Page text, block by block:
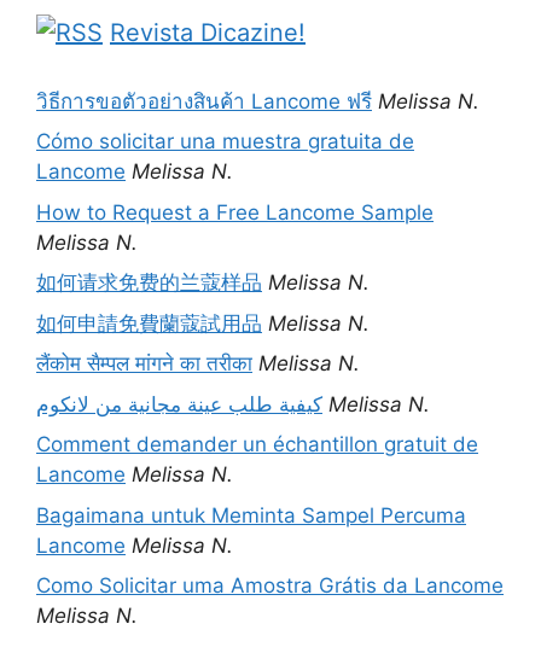
Revista Dicazine!
วิธีการขอตัวอย่างสินค้า Lancome ฟรี Melissa N.
Cómo solicitar una muestra gratuita de
Lancome Melissa N.
How to Request a Free Lancome Sample
Melissa N.
如何请求免费的兰蔻样品 Melissa N.
如何申請免費蘭蔻試用品 Melissa N.
लैंकोम सैम्पल मांगने का तरीका Melissa N.
كيفية طلب عينة مجانية من لانكوم Melissa N.
Comment demander un échantillon gratuit de
Lancome Melissa N.
Bagaimana untuk Meminta Sampel Percuma
Lancome Melissa N.
Como Solicitar uma Amostra Grátis da Lancome
Melissa N.